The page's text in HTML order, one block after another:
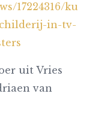
17224316/ku
in-tv-
uit Vries
van